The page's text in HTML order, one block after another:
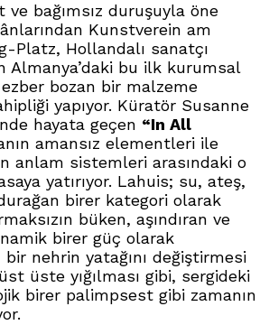
ve bağımsız duruşuyla öne
Kunstverein am
Platz, Hollandalı sanatçı
Almanya’daki bu ilk kurumsal
bozan bir malzeme
yapıyor. Küratör Susanne
hayata geçen “In All
amansız elementleri ile
anlam sistemleri arasındaki o
yatırıyor. Lahuis; su, ateş,
birer kategori olarak
büken, aşındıran ve
birer güç olarak
bir nehrin yatağını değiştirmesi
üste yığılması gibi, sergideki
birer palimpsest gibi zamanın